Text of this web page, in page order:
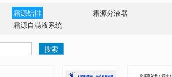
霜源铝排 霜源分液器
霜源自满液系统
搜索